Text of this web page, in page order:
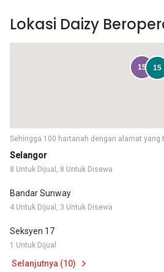
Selangor
8 Untuk Dijual, 8 Untuk Disewa
Bandar Sunway
4 Untuk Dijual, 3 Untuk Disewa
Seksyen 17
1 Untuk Dijual
Selanjutnya (10)
Sehingga 100 hartanah dengan alamat yang
15 15
Lokasi Daizy